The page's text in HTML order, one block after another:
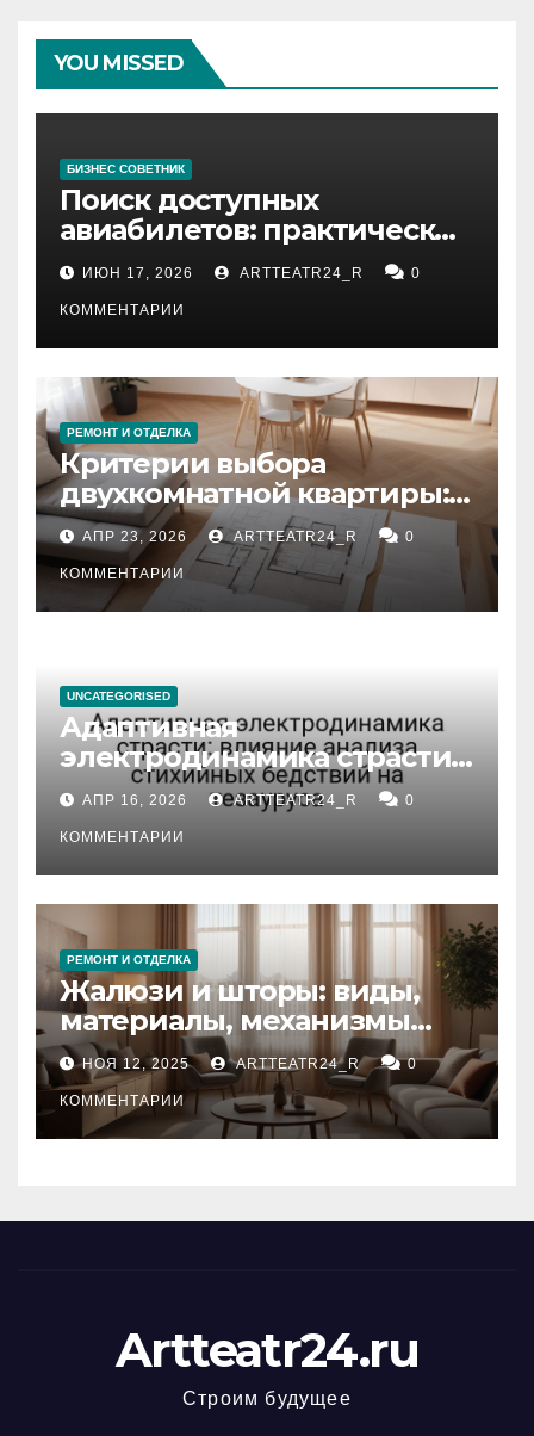
YOU MISSED
БИЗНЕС СОВЕТНИК
Поиск доступных
авиабилетов: практические
рекомендации
ИЮН 17, 2026 ARTTEATR24_R 0
КОММЕНТАРИИ
РЕМОНТ И ОТДЕЛКА
Критерии выбора
двухкомнатной квартиры:
планировка, площадь,
состояние и документация
АПР 23, 2026 ARTTEATR24_R 0
КОММЕНТАРИИ
UNCATEGORISED
Адаптивная
электродинамика страсти:
влияние анализа
стихийных бедствий на
тезауруса
АПР 16, 2026 ARTTEATR24_R 0
КОММЕНТАРИИ
РЕМОНТ И ОТДЕЛКА
Жалюзи и шторы: виды,
материалы, механизмы
управления и уход
НОЯ 12, 2025 ARTTEATR24_R 0
КОММЕНТАРИИ
Artteatr24.ru
Строим будущее